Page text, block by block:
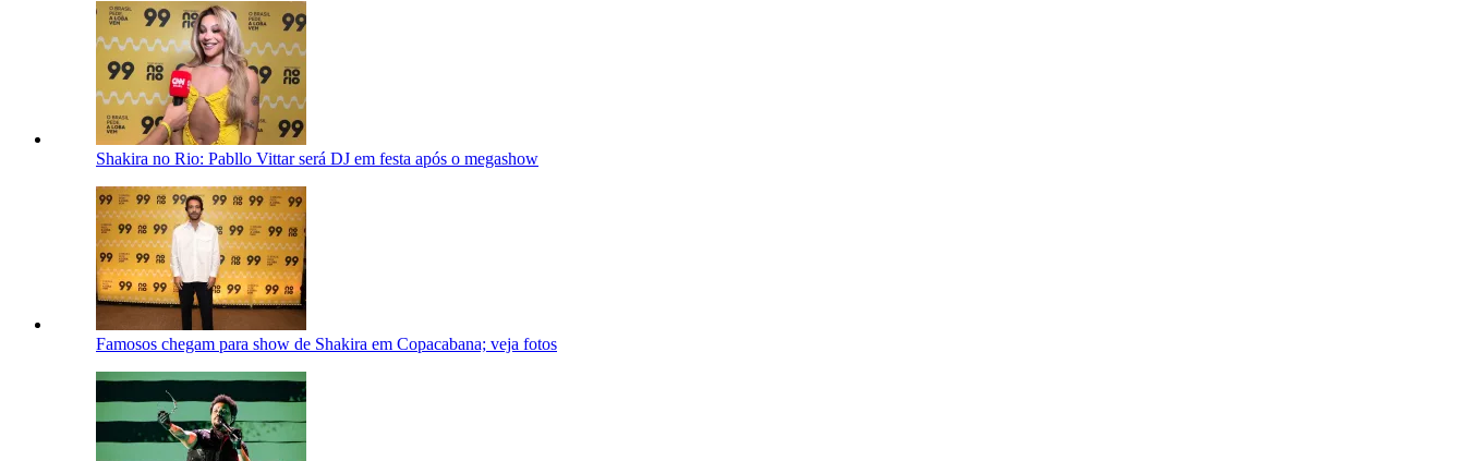
Shakira no Rio: Pabllo Vittar será DJ em festa após o megashow
Famosos chegam para show de Shakira em Copacabana; veja fotos